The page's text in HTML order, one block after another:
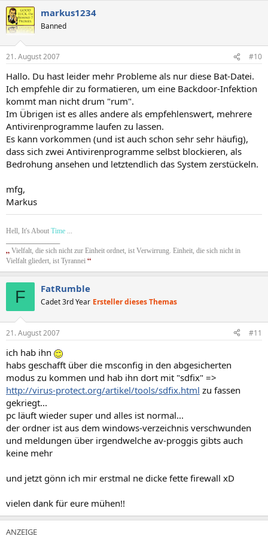
O18 - Protocol: bwg0s - {09596BB5-E970-4EC3-BC1C-6DBFF3152715}
- C:\Programme\Logitech\Desktop
Messenger\8876480\Program\BWPlugProtocol-8876480.dll
O18 - Protocol: bwh0 - {09596BB5-E970-4EC3-BC1C-6DBFF3152715} -
C:\Programme\Logitech\Desktop
Messenger\8876480\Program\BWPlugProtocol-8876480.dll
O18 - Protocol: bwh0s - {09596BB5-E970-4EC3-BC1C-6DBFF3152715}
- C:\Programme\Logitech\Desktop
Messenger\8876480\Program\BWPlugProtocol-8876480.dll
O18 - Protocol: bwi0 - {09596BB5-E970-4EC3-BC1C-6DBFF3152715} -
C:\Programme\Logitech\Desktop
Messenger\8876480\Program\BWPlugProtocol-8876480.dll
O18 - Protocol: bwi0s - {09596BB5-E970-4EC3-BC1C-6DBFF3152715} -
C:\Programme\Logitech\Desktop
Messenger\8876480\Program\BWPlugProtocol-8876480.dll
C:\Programme\Logitech\Desktop
Messenger\8876480\Program\BWPlugProtocol-8876480.dll
O18 - Protocol: bwj0s - {09596BB5-E970-4EC3-BC1C-6DBFF3152715} -
C:\Programme\Logitech\Desktop
Messenger\8876480\Program\BWPlugProtocol-8876480.dll
C:\Programme\Logitech\Desktop
Messenger\8876480\Program\BWPlugProtocol-8876480.dll
O18 - Protocol: bwk0s - {09596BB5-E970-4EC3-BC1C-6DBFF3152715}
- C:\Programme\Logitech\Desktop
Messenger\8876480\Program\BWPlugProtocol-8876480.dll
O18 - Protocol: bwl0 - {09596BB5-E970-4EC3-BC1C-6DBFF3152715} -
C:\Programme\Logitech\Desktop
Messenger\8876480\Program\BWPlugProtocol-8876480.dll
O18 - Protocol: bwl0s - {09596BB5-E970-4EC3-BC1C-6DBFF3152715} -
C:\Programme\Logitech\Desktop
Messenger\8876480\Program\BWPlugProtocol-8876480.dll
O18 - Protocol: bwm0 - {09596BB5-E970-4EC3-BC1C-6DBFF3152715} -
C:\Programme\Logitech\Desktop
Messenger\8876480\Program\BWPlugProtocol-8876480.dll
O18 - Protocol: bwm0s - {09596BB5-E970-4EC3-BC1C-6DBFF3152715}
- C:\Programme\Logitech\Desktop
Messenger\8876480\Program\BWPlugProtocol-8876480.dll
O18 - Protocol: bwn0 - {09596BB5-E970-4EC3-BC1C-6DBFF3152715} -
C:\Programme\Logitech\Desktop
Messenger\8876480\Program\BWPlugProtocol-8876480.dll
- C:\Programme\Logitech\Desktop
Messenger\8876480\Program\BWPlugProtocol-8876480.dll
O18 - Protocol: bwo0 - {09596BB5-E970-4EC3-BC1C-6DBFF3152715} -
C:\Programme\Logitech\Desktop
Messenger\8876480\Program\BWPlugProtocol-8876480.dll
O18 - Protocol: bwo0s - {09596BB5-E970-4EC3-BC1C-6DBFF3152715}
markus1234
Banned
21. August 2007 #10
Hallo. Du hast leider mehr Probleme als nur diese Bat-Datei.
Ich empfehle dir zu formatieren, um eine Backdoor-Infektion
kommt man nicht drum "rum".
Im Übrigen ist es alles andere als empfehlenswert, mehrere
Antivirenprogramme laufen zu lassen.
Es kann vorkommen (und ist auch schon sehr sehr häufig),
dass sich zwei Antivirenprogramme selbst blockieren, als
Bedrohung ansehen und letztendlich das System zerstückeln.
mfg,
Markus
Hell, It's About Time ...
„ Vielfalt, die sich nicht zur Einheit ordnet, ist Verwirrung. Einheit, die sich nicht in
Vielfalt gliedert, ist Tyrannei “
F FatRumble
Cadet 3rd Year Ersteller dieses Themas
21. August 2007 #11
ich hab ihn
habs geschafft über die msconfig in den abgesicherten
modus zu kommen und hab ihn dort mit "sdfix" =>
http://virus-protect.org/artikel/tools/sdfix.html zu fassen
gekriegt...
pc läuft wieder super und alles ist normal...
der ordner ist aus dem windows-verzeichnis verschwunden
und meldungen über irgendwelche av-proggis gibts auch
keine mehr
und jetzt gönn ich mir erstmal ne dicke fette firewall xD
vielen dank für eure mühen!!